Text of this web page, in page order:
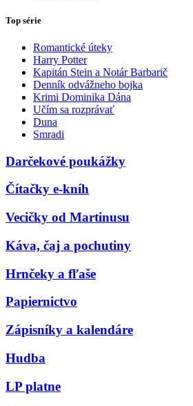
Top série
Romantické úteky
Harry Potter
Kapitán Stein a Notár Barbarič
Denník odvážneho bojka
Krimi Dominika Dána
Učím sa rozprávať
Duna
Smradi
Darčekové poukážky
Čítačky e-kníh
Vecičky od Martinusu
Káva, čaj a pochutiny
Hrnčeky a fľaše
Papiernictvo
Zápisníky a kalendáre
Hudba
LP platne